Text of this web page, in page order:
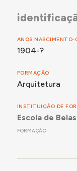
ANOS NASCIMENTO-
1904-?
FORMAÇÃO
Arquitetura
INSTITUIÇÃO DE
Escola de
FORMAÇÃO